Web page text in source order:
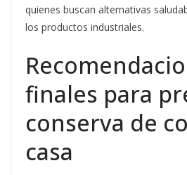
quienes buscan alternativas
los productos industriales.
finales para
conserva de
casa